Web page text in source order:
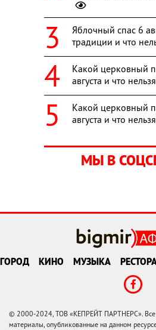
Яблочный спас 6
традиции и что
Какой церковный
августа и что
Какой церковный
августа и что
МЫ В
ГОРОД КИНО МУЗЫКА
© 2000-2024, ТОВ «КЕПРЕЙТ ПАРТНЕРС». Все
материалы, опубликованные на данном